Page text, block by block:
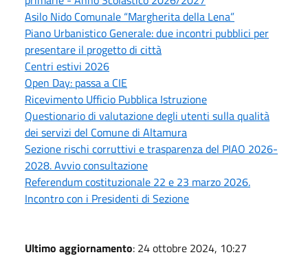
Asilo Nido Comunale “Margherita della Lena”
Piano Urbanistico Generale: due incontri pubblici per
presentare il progetto di città
Centri estivi 2026
Open Day: passa a CIE
Ricevimento Ufficio Pubblica Istruzione
Questionario di valutazione degli utenti sulla qualità
dei servizi del Comune di Altamura
Sezione rischi corruttivi e trasparenza del PIAO 2026-
2028. Avvio consultazione
Referendum costituzionale 22 e 23 marzo 2026.
Incontro con i Presidenti di Sezione
Ultimo aggiornamento: 24 ottobre 2024, 10:27